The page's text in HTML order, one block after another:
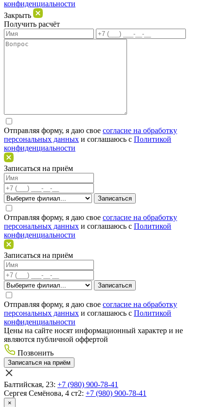
конфиденциальности
Закрыть
Получить расчёт
Отправляя форму, я даю свое согласие на обработку
персональных данных и соглашаюсь c Политикой
конфиденциальности
Записаться на приём
Отправляя форму, я даю свое согласие на обработку
персональных данных и соглашаюсь c Политикой
конфиденциальности
Записаться на приём
Отправляя форму, я даю свое согласие на обработку
персональных данных и соглашаюсь c Политикой
конфиденциальности
Цены на сайте носят информационный характер и не
являются публичной оффертой
Позвонить
Записаться на приём
Балтийская, 23: +7 (980) 900-78-41
Сергея Семёнова, 4 ст2: +7 (980) 900-78-41
×